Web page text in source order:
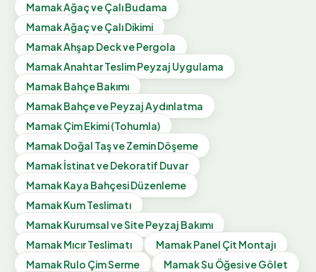
MamakAğaç ve Çalı Budama
MamakAğaç ve Çalı Dikimi
MamakAhşap Deck ve Pergola
MamakAnahtar Teslim Peyzaj Uygulama
MamakBahçe Bakımı
MamakBahçe ve Peyzaj Aydınlatma
MamakÇim Ekimi (Tohumla)
MamakDoğal Taş ve Zemin Döşeme
Mamakİstinat ve Dekoratif Duvar
MamakKaya Bahçesi Düzenleme
MamakKum Teslimatı
MamakKurumsal ve Site Peyzaj Bakımı
MamakMıcır Teslimatı MamakPanel Çit Montajı
MamakRulo Çim Serme MamakSu Öğesi ve Gölet